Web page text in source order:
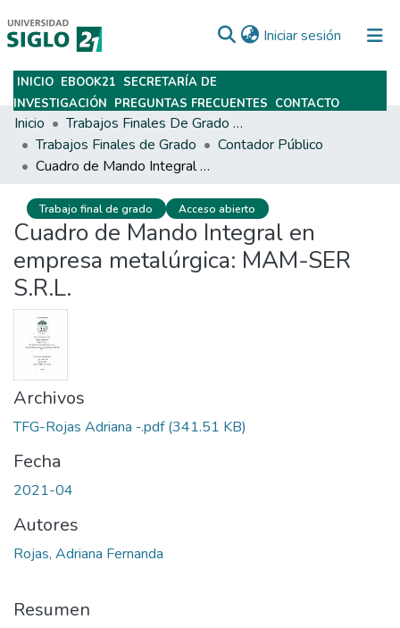
Iniciar sesión (current)
Subir
INICIO EBOOK21 SECRETARÍA DE
INVESTIGACIÓN PREGUNTAS FRECUENTES CONTACTO
Inicio
Trabajos Finales De Grado Y Posgrado
Trabajos Finales de Grado
Contador Público
Cuadro de Mando Integral en empresa metalúrgica: MAM-SER S.R.L.
Trabajo final de grado Acceso abierto
Cuadro de Mando Integral en
empresa metalúrgica: MAM-SER
S.R.L.
Archivos
TFG-Rojas Adriana -.pdf(341.51 KB)
Fecha
2021-04
Autores
Rojas, Adriana Fernanda
Resumen